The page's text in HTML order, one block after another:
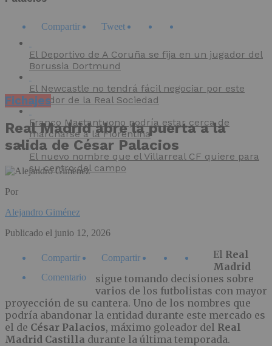
Compartir Tweet
El Deportivo de A Coruña se fija en un jugador del
Borussia Dortmund
El Newcastle no tendrá fácil negociar por este
jugador de la Real Sociedad
Franco Mastantuono podría estar cerca de
marcharse a la Fiorentina
El nuevo nombre que el Villarreal CF quiere para
su centro del campo
Fichajes
Real Madrid abre la puerta a la
salida de César Palacios
Por
Alejandro Giménez
Publicado el junio 12, 2026
Compartir
Compartir
Comentario
El Real
Madrid
sigue tomando decisiones sobre
varios de los futbolistas con mayor
proyección de su cantera. Uno de los nombres que
podría abandonar la entidad durante este mercado es
el de César Palacios, máximo goleador del Real
Madrid Castilla durante la última temporada.